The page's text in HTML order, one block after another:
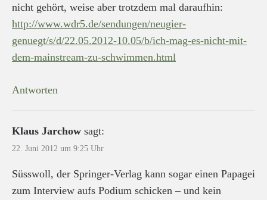
nicht gehört, weise aber trotzdem mal daraufhin:
http://www.wdr5.de/sendungen/neugier-
genuegt/s/d/22.05.2012-10.05/b/ich-mag-es-nicht-mit-
dem-mainstream-zu-schwimmen.html
Antworten
Klaus Jarchow sagt:
22. Juni 2012 um 9:25 Uhr
Süsswoll, der Springer-Verlag kann sogar einen Papagei
zum Interview aufs Podium schicken – und kein